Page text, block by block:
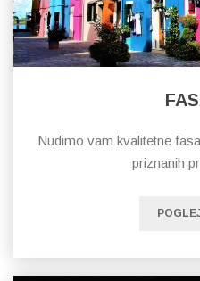
Nudimo vam kvalitetne
priznanih